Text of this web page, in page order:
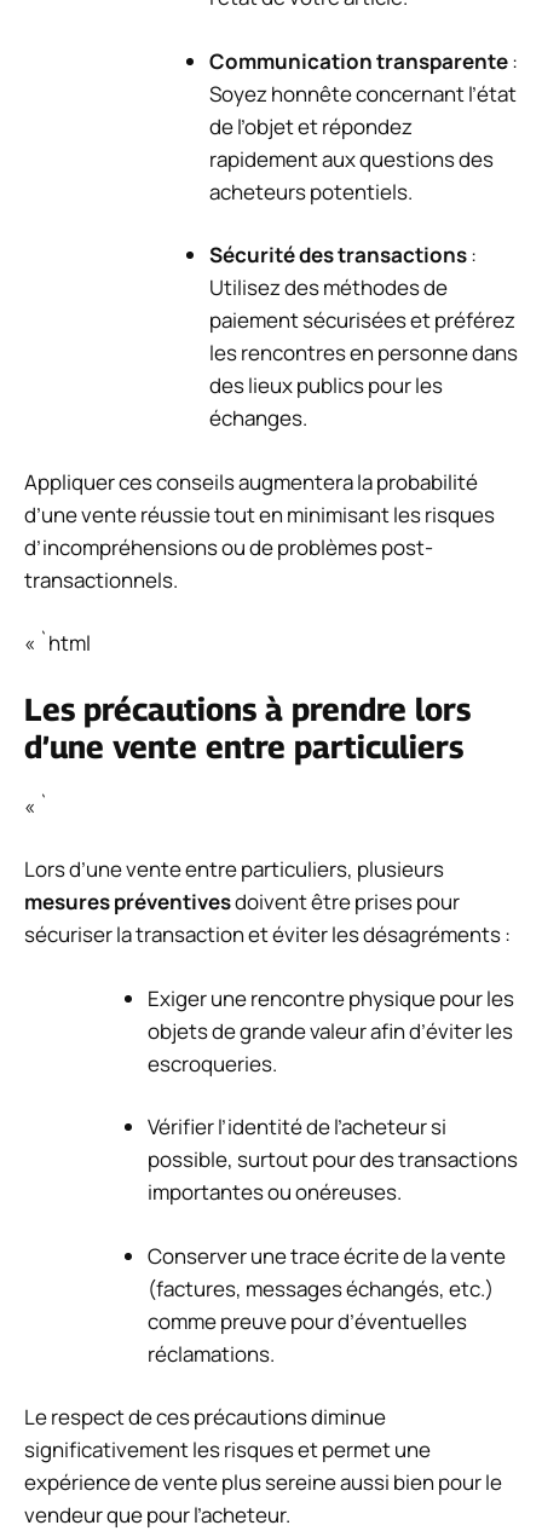
Communication transparente:
Soyez honnête concernant l’état
de l’objet et répondez
rapidement aux questions des
acheteurs potentiels.
Sécurité des transactions:
Utilisez des méthodes de
paiement sécurisées et préférez
les rencontres en personne dans
des lieux publics pour les
échanges.
Appliquer ces conseils augmentera la probabilité
d’une vente réussie tout en minimisant les risques
d’incompréhensions ou de problèmes post-
transactionnels.
« `html
Les précautions à prendre lors
d’une vente entre particuliers
« `
Lors d’une vente entre particuliers, plusieurs
mesures préventivesdoivent être prises pour
sécuriser la transaction et éviter les désagréments :
Exiger une rencontre physique pour les
objets de grande valeur afin d’éviter les
escroqueries.
Vérifier l’identité de l’acheteur si
possible, surtout pour des transactions
importantes ou onéreuses.
Conserver une trace écrite de la vente
(factures, messages échangés, etc.)
comme preuve pour d’éventuelles
réclamations.
Le respect de ces précautions diminue
significativement les risques et permet une
expérience de vente plus sereine aussi bien pour le
vendeur que pour l’acheteur.